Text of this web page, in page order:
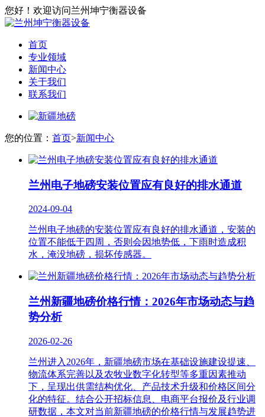
您好！欢迎访问兰州坤宁衡器设备
首页
专业领域
新闻中心
关于我们
联系我们
您的位置： 首页>新闻中心
兰州电子地磅安装位置应有良好的排水通道
2024-09-04
兰州电子地磅的安装位置应有良好的排水通道，安装的
位置不能低于四周，否则会因地势低，下雨时造成积
水，淹没地磅，损坏传感器。
兰州新疆地磅价格行情：2026年市场动态与趋
势分析
2026-02-26
兰州进入2026年，新疆地磅市场在基础设施建设提速、
物流体系完善以及农牧业数字化转型等多重因素推动
下，呈现出供需结构优化、产品技术升级和价格区间分
化的特征。结合公开招标信息、电商平台报价及行业调
研数据，本文对当前新疆地磅的价格行情与发展趋势进